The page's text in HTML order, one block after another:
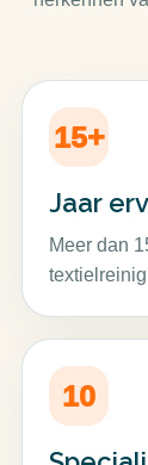
15+
Jaar
Meer dan
10